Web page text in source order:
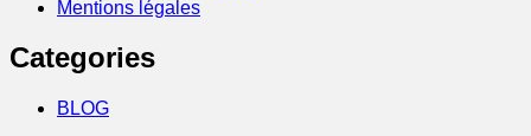
Mentions légales
Categories
BLOG